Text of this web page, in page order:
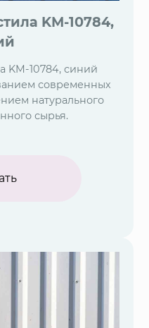
KM-10784,
KM-10784, синий
современных
натурального
сырья.